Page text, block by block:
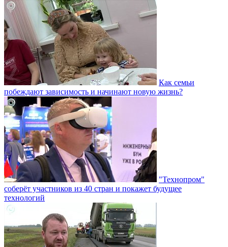
Как семьи
побеждают зависимость и начинают новую жизнь?
"Технопром"
соберёт участников из 40 стран и покажет будущее
технологий